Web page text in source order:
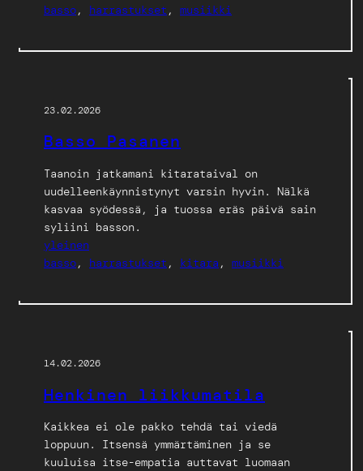
basso, harrastukset , musiikki
23.02.2026
Basso Pasanen
Taanoin jatkamani kitarataival on
uudelleenkäynnistynyt varsin hyvin. Nälkä
kasvaa syödessä, ja tuossa eräs päivä sain
syliini basson.
yleinen
basso, harrastukset , kitara , musiikki
14.02.2026
Henkinen liikkumatila
Kaikkea ei ole pakko tehdä tai viedä
loppuun. Itsensä ymmärtäminen ja se
kuuluisa itse-empatia auttavat luomaan